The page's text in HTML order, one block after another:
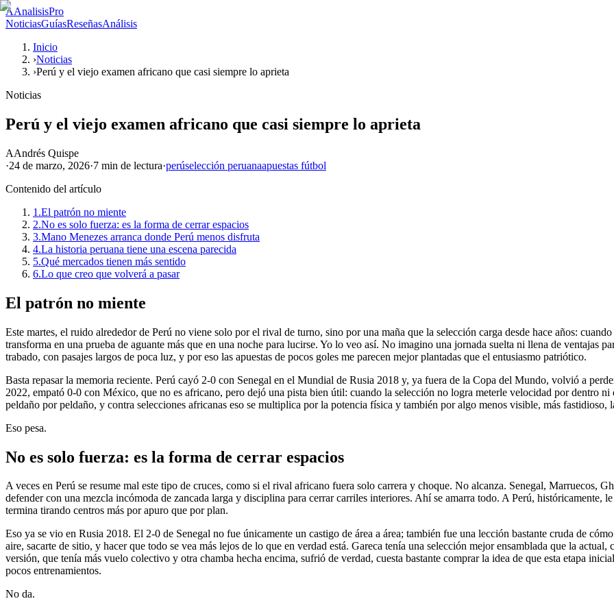
AAnalisisPro
NoticiasGuíasReseñasAnálisis
Inicio
›Noticias
›Perú y el viejo examen africano que casi siempre lo aprieta
Noticias
Perú y el viejo examen africano que casi siempre lo aprieta
AAndrés Quispe
·24 de marzo, 2026·7 min de lectura·perúselección peruanaapuestas fútbol
Contenido del artículo
1.El patrón no miente
2.No es solo fuerza: es la forma de cerrar espacios
3.Mano Menezes arranca donde Perú menos disfruta
4.La historia peruana tiene una escena parecida
5.Qué mercados tienen más sentido
6.Lo que creo que volverá a pasar
El patrón no miente
Este martes, el ruido alrededor de Perú no viene solo por el rival de turno, sino por una maña que la selección carga desde hace años:
transforma en una prueba de aguante más que en una noche para lucirse. Yo lo veo así. No imagino una jornada suelta ni llena de ventajas
trabado, con pasajes largos de poca luz, y por eso las apuestas de pocos goles me parecen mejor plantadas que el entusiasmo patriótico.
Basta repasar la memoria reciente. Perú cayó 2-0 con Senegal en el Mundial de Rusia 2018 y, ya fuera de la Copa del Mundo, volvió a
2022, empató 0-0 con México, que no es africano, pero dejó una pista bien útil: cuando la selección no logra meterle velocidad por dentro
peldaño por peldaño, y contra selecciones africanas eso se multiplica por la potencia física y también por algo menos visible, más fastidioso,
Eso pesa.
No es solo fuerza: es la forma de cerrar espacios
A veces en Perú se resume mal este tipo de cruces, como si el rival africano fuera solo carrera y choque. No alcanza. Senegal, Marruecos,
defender con una mezcla incómoda de zancada larga y disciplina para cerrar carriles interiores. Ahí se amarra todo. A Perú, históricamente,
termina tirando centros más por apuro que por plan.
Eso ya se vio en Rusia 2018. El 2-0 de Senegal no fue únicamente un castigo de área a área; también fue una lección bastante cruda de
aire, sacarte de sitio, y hacer que todo se vea más lejos de lo que en verdad está. Gareca tenía una selección mejor ensamblada que la
versión, que tenía más vuelo colectivo y otra chamba hecha encima, sufrió de verdad, cuesta bastante comprar la idea de que esta etapa
pocos entrenamientos.
No da.